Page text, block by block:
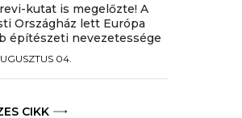
kutat is megelőzte! A
Országház lett Európa
építészeti nevezetessége
04.
CIKK